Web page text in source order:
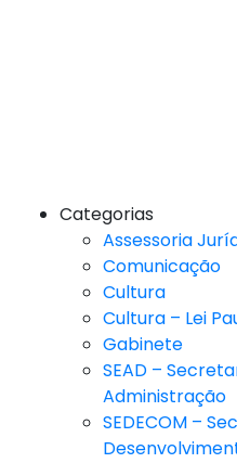
Categorias
Assessoria
Comunicação
Cultura
Cultura – Lei
Gabinete
SEAD –
Administração
SEDECOM –